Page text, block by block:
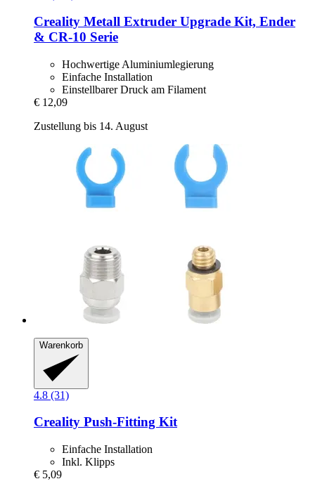
Creality Metall Extruder Upgrade Kit, Ender
& CR-​10 Serie
Hochwertige Aluminiumlegierung
Einfache Installation
Einstellbarer Druck am Filament
€ 12,09
Zustellung bis 14. August
Warenkorb
4.8 (31)
Creality Push-​Fitting Kit
Einfache Installation
Inkl. Klipps
€ 5,09